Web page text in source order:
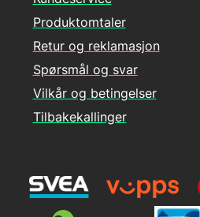
Produktomtaler
Retur og reklamasjon
Spørsmål og svar
Vilkår og betingelser
Tilbakekallinger